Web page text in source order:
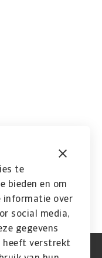
te
bieden en om
informatie over
social media,
gegevens
heeft verstrekt